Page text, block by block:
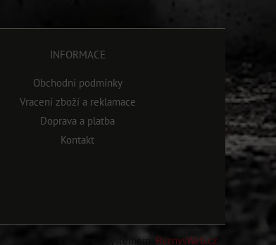
INFORMACE
Obchodní podmínky
Vracení zboží a reklamace
Doprava a platba
Kontakt
Vytvořeno systémem: ByznysWeb.cz